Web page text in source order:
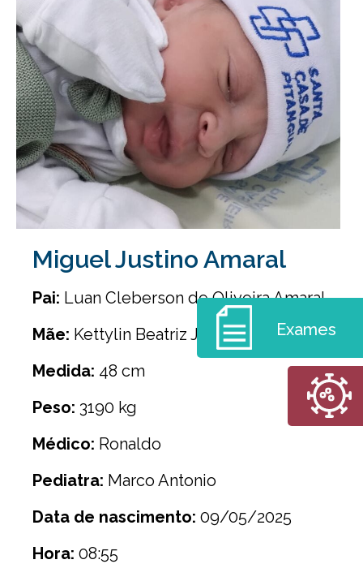
Miguel Justino Amaral
Pai: Luan Cleberson de Oliveira Amaral
Mãe: Kettylin Beatriz Justino
Medida: 48 cm
Peso: 3190 kg
Médico: Ronaldo
Pediatra: Marco Antonio
Data de nascimento: 09/05/2025
Hora: 08:55
Exames